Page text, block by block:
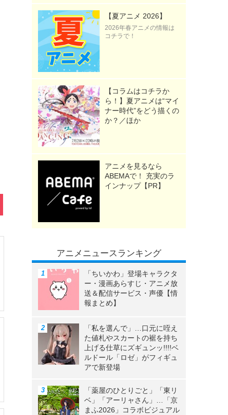
【夏アニメ 2026】
2026年春アニメの情報は
コチラで！
【コラムはコチラか
ら！】夏アニメは“マイ
ナー時代”をどう描くの
か？／ほか
アニメを見るなら
ABEMAで！ 充実のラ
インナップ【PR】
アニメニュースランキング
「ちいかわ」登場キャラクタ
ー・漫画あらすじ・アニメ放
送＆配信サービス・声優【情
報まとめ】
「私を選んで」…口元に咥え
た値札やスカートの裾を持ち
上げる仕草にズギュンッ!!!!ベ
ルドール「ロゼ」がフィギュ
アで新登場
「薬屋のひとりごと」「東リ
ベ」「アーリャさん」…「京
まふ2026」コラボビジュアル